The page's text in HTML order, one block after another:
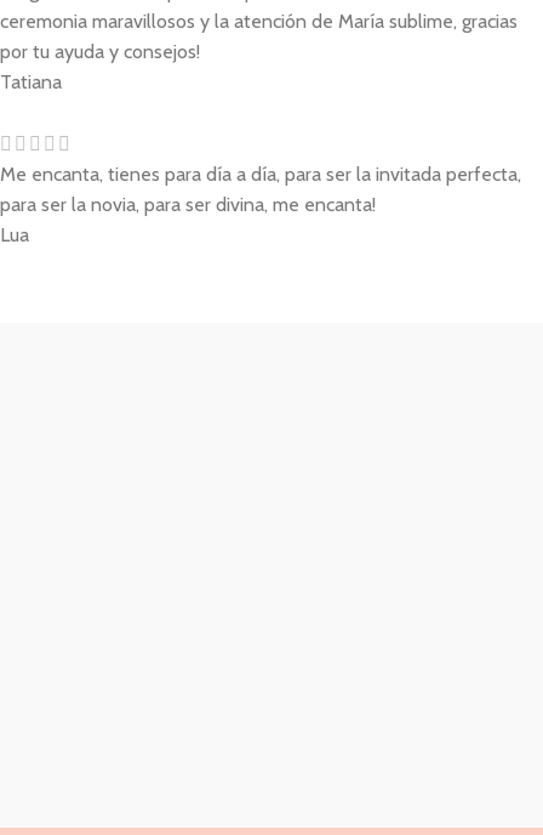
ceremonia maravillosos y la atención de María sublime, gracias
por tu ayuda y consejos!
Tatiana
Me encanta, tienes para día a día, para ser la invitada perfecta,
para ser la novia, para ser divina, me encanta!
Lua